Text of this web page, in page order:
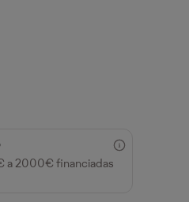
a 2000€ financiadas